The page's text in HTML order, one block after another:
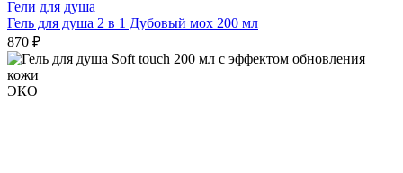
Гели для душа
Гель для душа 2 в 1 Дубовый мох 200 мл
870 ₽
ЭКО